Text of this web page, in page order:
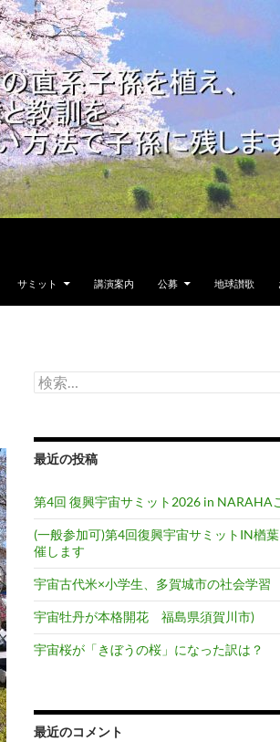
サミット 講演案内 公募 地球讃歌
検
索:
最近の投稿
第4回 復興宇宙サミット2026 in NARAHA
(一般参加可)第4回復興宇宙サミットIN楢
催します
宇宙古代米×小学生、多賀城市の社会学習
宇宙牡丹が本格開花 福島県須賀川市)
宇宙桜が「きぼうの桜」になった訳は？
最近のコメント